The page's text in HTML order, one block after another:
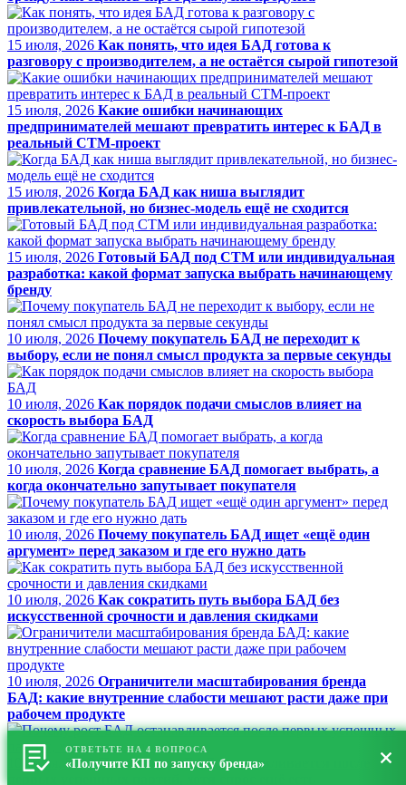
15 июля, 2026 Как понять, что идея БАД готова к
разговору с производителем, а не остаётся сырой гипотезой
15 июля, 2026 Какие ошибки начинающих
предпринимателей мешают превратить интерес к БАД в
реальный СТМ-проект
15 июля, 2026 Когда БАД как ниша выглядит
привлекательной, но бизнес-модель ещё не сходится
15 июля, 2026 Готовый БАД под СТМ или индивидуальная
разработка: какой формат запуска выбрать начинающему
бренду
10 июля, 2026 Почему покупатель БАД не переходит к
выбору, если не понял смысл продукта за первые секунды
10 июля, 2026 Как порядок подачи смыслов влияет на
скорость выбора БАД
10 июля, 2026 Когда сравнение БАД помогает выбрать, а
когда окончательно запутывает покупателя
10 июля, 2026 Почему покупатель БАД ищет «ещё один
аргумент» перед заказом и где его нужно дать
10 июля, 2026 Как сократить путь выбора БАД без
искусственной срочности и давления скидками
10 июля, 2026 Ограничители масштабирования бренда
БАД: какие внутренние слабости мешают расти даже при
рабочем продукте
10 июля, 2026 Почему рост БАД останавливается после
ОТВЕТЬТЕ НА 4 ВОПРОСА
«Получите КП по запуску бренда»